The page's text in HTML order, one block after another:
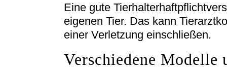
Eine gute
eigenen Tier. Das kann
einer Verletzung einschließen.
Verschiedene Modelle